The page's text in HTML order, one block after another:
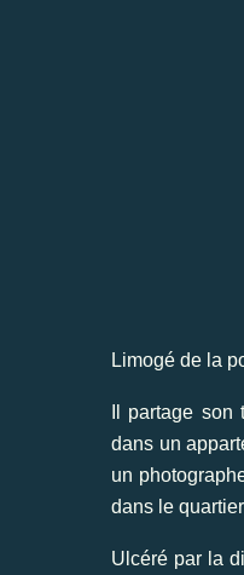
Limogé de la
Il partage
dans un
un
dans le
Ulcéré par la